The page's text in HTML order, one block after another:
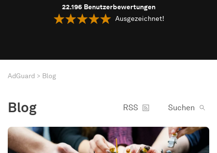
22.196 Benutzerbewertungen
Ausgezeichnet!
AdGuard Blog
Blog RSS Suchen